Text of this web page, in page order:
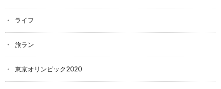
ライフ
旅ラン
東京オリンピック2020